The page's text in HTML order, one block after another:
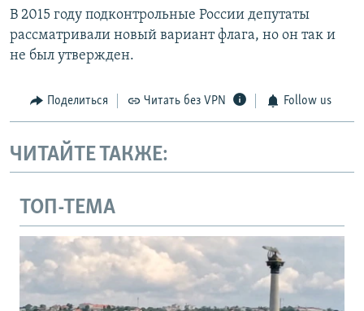
В 2015 году подконтрольные России депутаты
рассматривали новый вариант флага, но он так и
не был утвержден.
Поделиться Читать без VPN Follow us
ЧИТАЙТЕ ТАКЖЕ:
ТОП-ТЕМА